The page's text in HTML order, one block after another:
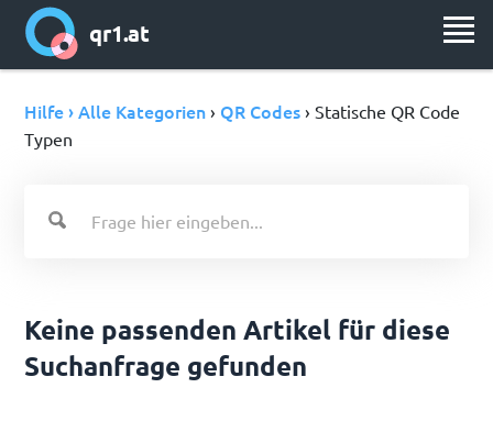
qr1.at
Hilfe › Alle Kategorien › QR Codes › Statische QR Code
Typen
Keine passenden Artikel für diese
Suchanfrage gefunden